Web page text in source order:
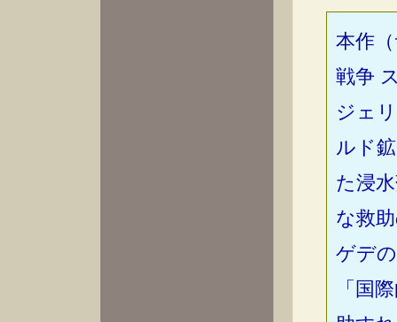
本作
戦争
ジェ
ルド
た浸
な救
ゲデ
「国